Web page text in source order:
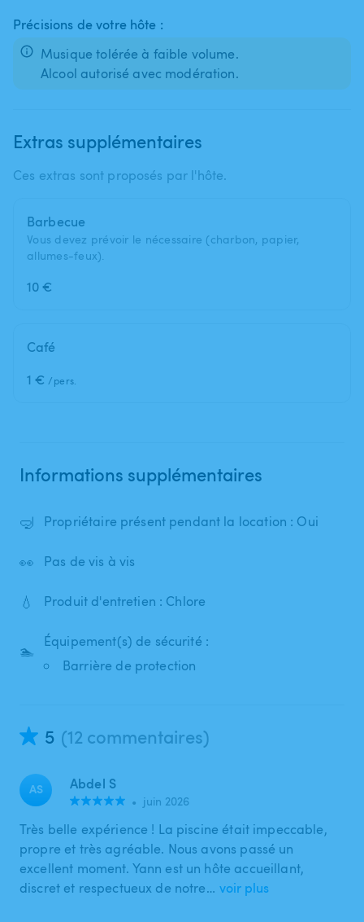
Précisions de votre hôte :
Musique tolérée à faible volume.
Alcool autorisé avec modération.
Extras supplémentaires
Ces extras sont proposés par l'hôte.
Barbecue
Vous devez prévoir le nécessaire (charbon, papier,
allumes-feux).
10 €
Café
1 € /pers.
Informations supplémentaires
🤿 Propriétaire présent pendant la location : Oui
👀 Pas de vis à vis
💧 Produit d'entretien : Chlore
🏊
Équipement(s) de sécurité :
Barrière de protection
5 (12 commentaires)
AS Abdel S
• juin 2026
Très belle expérience ! La piscine était impeccable,
propre et très agréable. Nous avons passé un
excellent moment. Yann est un hôte accueillant,
discret et respectueux de notre… voir plus